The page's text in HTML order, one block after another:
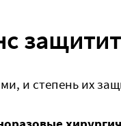
и степень их